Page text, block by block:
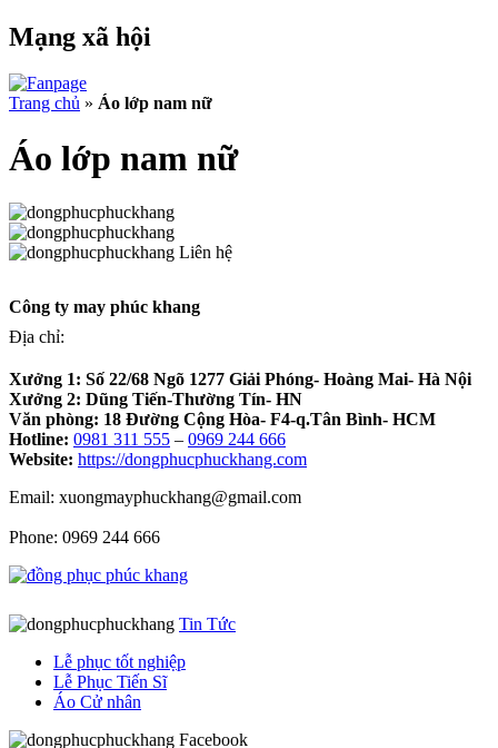
Mạng xã hội
Trang chủ » Áo lớp nam nữ
Áo lớp nam nữ
Liên hệ
Công ty may phúc khang
Địa chỉ:
Xưởng 1: Số 22/68 Ngõ 1277 Giải Phóng- Hoàng Mai- Hà Nội
Xưởng 2: Dũng Tiến-Thường Tín- HN
Văn phòng: 18 Đường Cộng Hòa- F4-q.Tân Bình- HCM
Hotline: 0981 311 555 – 0969 244 666
Website: https://dongphucphuckhang.com
Email: xuongmayphuckhang@gmail.com
Phone: 0969 244 666
Tin Tức
Lễ phục tốt nghiệp
Lễ Phục Tiến Sĩ
Áo Cử nhân
Facebook